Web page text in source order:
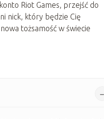
Riot Games, przejść do
nick, który będzie Cię
tożsamość w świecie